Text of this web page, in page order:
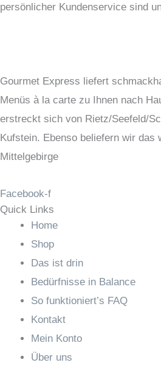
persönlicher Kundenservice sind
Gourmet Express liefert
Menüs à la carte zu Ihnen nach
erstreckt sich von Rietz/Seefeld/
Kufstein. Ebenso beliefern wir das
Mittelgebirge
Facebook-f
Quick Links
Home
Shop
Das ist drin
Bedürfnisse in Balance
So funktioniert’s FAQ
Kontakt
Mein Konto
Über uns